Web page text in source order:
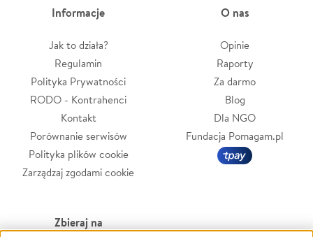
Informacje
Jak to działa?
Regulamin
Polityka Prywatności
RODO - Kontrahenci
Kontakt
Porównanie serwisów
Polityka plików cookie
Zarządzaj zgodami cookie
O nas
Opinie
Raporty
Za darmo
Blog
Dla NGO
Fundacja Pomagam.pl
Zbieraj na